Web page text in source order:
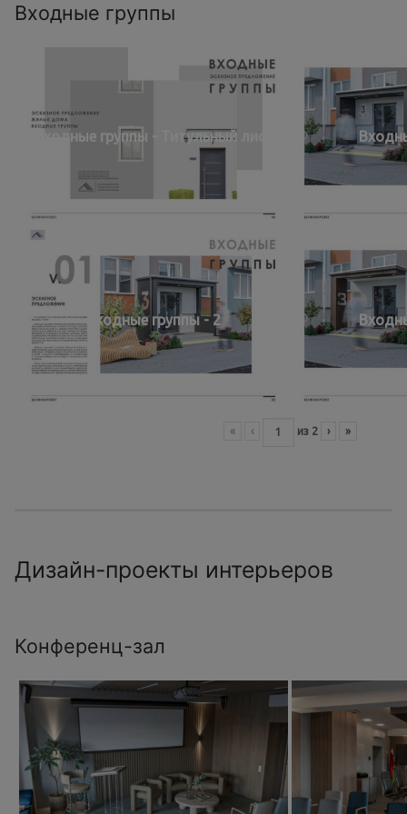
Входные группы
Входные группы - Титульный лист
Входные группы - 2
« ‹ из 2 › »
Дизайн-проекты интерьеров
Конференц-зал